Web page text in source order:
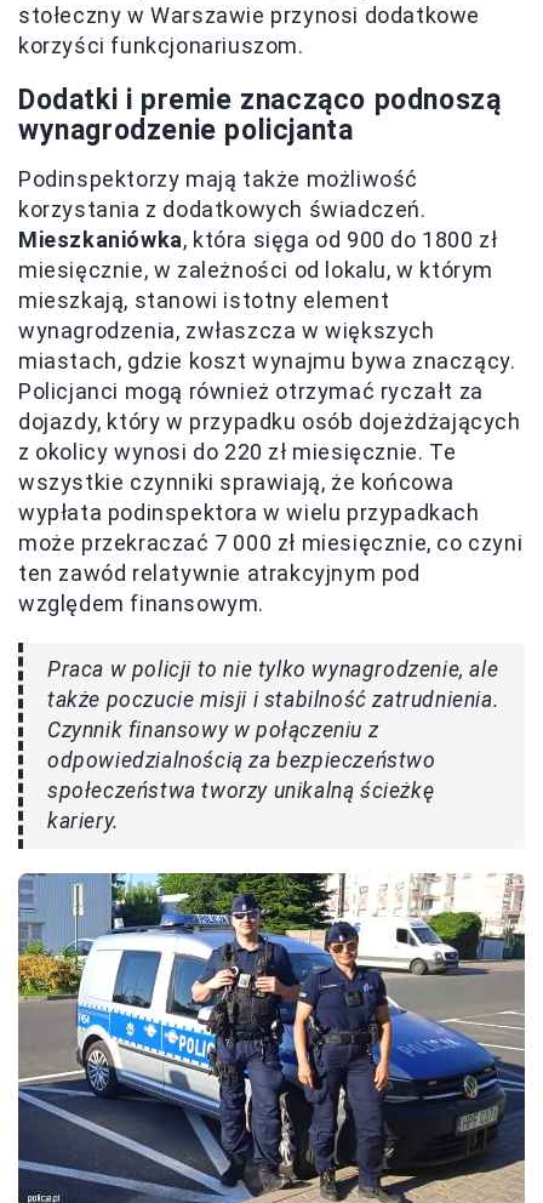
stołeczny w Warszawie przynosi dodatkowe
korzyści funkcjonariuszom.
Dodatki i premie znacząco podnoszą
wynagrodzenie policjanta
Podinspektorzy mają także możliwość
korzystania z dodatkowych świadczeń.
Mieszkaniówka, która sięga od 900 do 1800 zł
miesięcznie, w zależności od lokalu, w którym
mieszkają, stanowi istotny element
wynagrodzenia, zwłaszcza w większych
miastach, gdzie koszt wynajmu bywa znaczący.
Policjanci mogą również otrzymać ryczałt za
dojazdy, który w przypadku osób dojeżdżających
z okolicy wynosi do 220 zł miesięcznie. Te
wszystkie czynniki sprawiają, że końcowa
wypłata podinspektora w wielu przypadkach
może przekraczać 7 000 zł miesięcznie, co czyni
ten zawód relatywnie atrakcyjnym pod
względem finansowym.
Praca w policji to nie tylko wynagrodzenie, ale
także poczucie misji i stabilność zatrudnienia.
Czynnik finansowy w połączeniu z
odpowiedzialnością za bezpieczeństwo
społeczeństwa tworzy unikalną ścieżkę
kariery.